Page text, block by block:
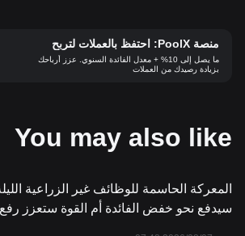
منصة PoolX: احتفظ بالعملات لتربح
ما يصل إلى 10% + معدل الفائدة السنوي. عزز أرباحك
بزيادة رصيدك من العملات
You may also like
المعركة الحاسمة للوظائف غير الزراعية
سيدفع نحو خفض الفائدة أم القوة ستعزز رفع